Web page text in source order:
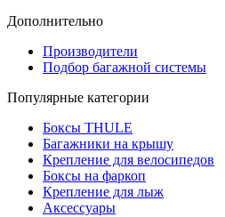
Дополнительно
Производители
Подбор багажной системы
Популярные категории
Боксы THULE
Багажники на крышу
Крепление для велосипедов
Боксы на фаркоп
Крепление для лыж
Аксессуары